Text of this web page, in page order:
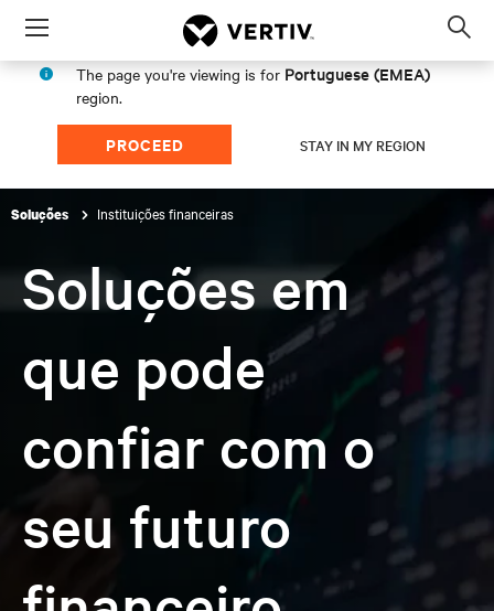
Menu
The page you're viewing is for Portuguese (EMEA)
region.
PROCEED STAY IN MY REGION
Soluções Instituições financeiras
Soluções em
que pode
confiar com o
seu futuro